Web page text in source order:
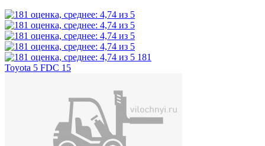
181
Toyota 5 FDC 15